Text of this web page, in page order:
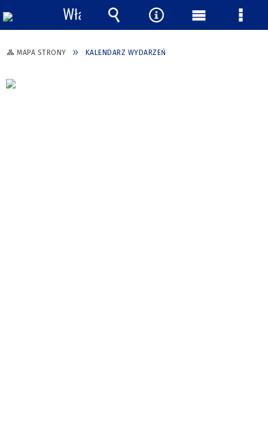
MAPA STRONY KALENDARZ WYDARZEŃ
Włącz
powiadomienia
Wyszukiwarka
Narzędzia
Menu Menu